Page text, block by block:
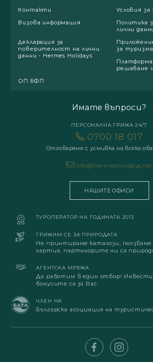
Контакти
Условия за
Визова информация
Политика
лични
Декларация за
поверителност на лични
данни - Hermes Holidays
за туризма
Платформа
решаване
ОП БФП
Имате въпроси?
ПЕРСОНАЛНА ГРИЖА 24/7
0700 18 017
Отговаряме с усмивка на всяко
info@hermesholidays.net
НАШИТЕ ОФИСИ
ТУРОПЕРАТОР НА ГОДИНАТА 2013
ГРИЖИМ СЕ ЗА ПРИРОДАТА
Не принтираме каталози, ползваме
хартия, партньорите ни са
АГЕНТСКА МРЕЖА
Да работим в един отбор!
бонусите са за Вас.
ЧЛЕН НА
Българска асоциация на